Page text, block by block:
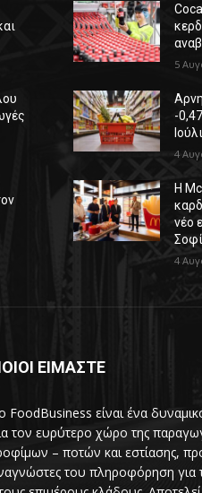
5
-
4
Η
νέο
4
ΕΙΜΑΣΤΕ
FoodBusiness είναι ένα
τον ευρύτερο χώρο της
– ποτών και εστίασης,
του πληροφόρηση για